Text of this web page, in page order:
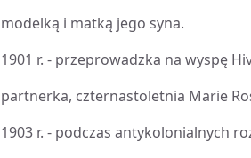
modelką i matką jego syna.
1901 r. - przeprowadzka na wyspę
partnerka, czternastoletnia Marie
1903 r. - podczas antykolonialnych